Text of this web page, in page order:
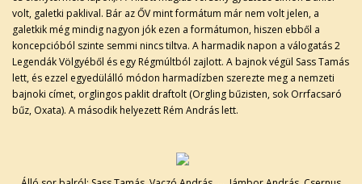
volt, galetki paklival. Bár az ŐV mint formátum már nem volt jelen, a
galetkik még mindig nagyon jók ezen a formátumon, hiszen ebből a
koncepcióból szinte semmi nincs tiltva. A harmadik napon a válogatás 2
Legendák Völgyéből és egy Régmúltból zajlott. A bajnok végül Sass Tamás
lett, és ezzel egyedülálló módon harmadízben szerezte meg a nemzeti
bajnoki címet, orglingos paklit draftolt (Orgling bűzisten, sok Orrfacsaró
bűz, Oxata). A második helyezett Rém András lett.